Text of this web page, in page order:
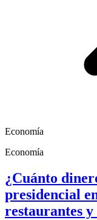
Economía
Economía
¿Cuánto
presidencial
restaurantes